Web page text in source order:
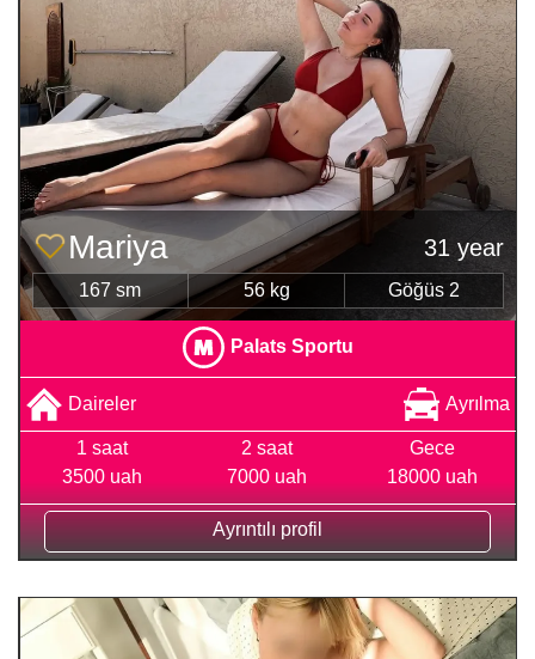
Mariya 31 year
167 sm 56 kg Göğüs 2
Palats Sportu
Daireler Ayrılma
1 saat
3500 uah
2 saat
7000 uah
Gece
18000 uah
Ayrıntılı profil